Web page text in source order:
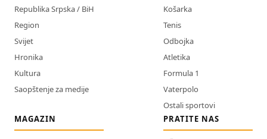
Republika Srpska / BiH
Region
Svijet
Hronika
Kultura
Saopštenje za medije
Košarka
Tenis
Odbojka
Atletika
Formula 1
Vaterpolo
Ostali sportovi
MAGAZIN
PRATITE NAS